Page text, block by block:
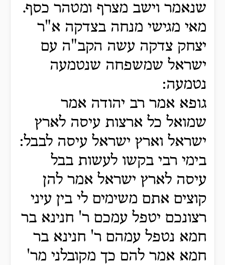
שנאמר וישב מצרף ומטהר כסף.
מאי מגישי מנחה בצדקה א"ר
יצחק צדקה עשה הקב"ה עם
ישראל שמשפחה שנטמעה
נטמעה:
גופא אמר רב יהודה אמר
שמואל כל ארצות עיסה לארץ
ישראל וארץ ישראל עיסה לבבל:
בימי רבי בקשו לעשות בבל
עיסה לארץ ישראל אמר להן
קוצים אתם משימים לי בין עיני
רצונכם יטפל עמכם ר' חנינא בר
חמא נטפל עמהם ר' חנינא בר
חמא אמר להם כך מקובלני מר'